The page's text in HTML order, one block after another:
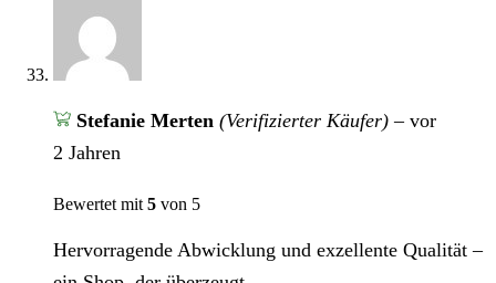
Stefanie Merten (Verifizierter Käufer) – vor
2 Jahren
Bewertet mit 5 von 5
Hervorragende Abwicklung und exzellente Qualität –